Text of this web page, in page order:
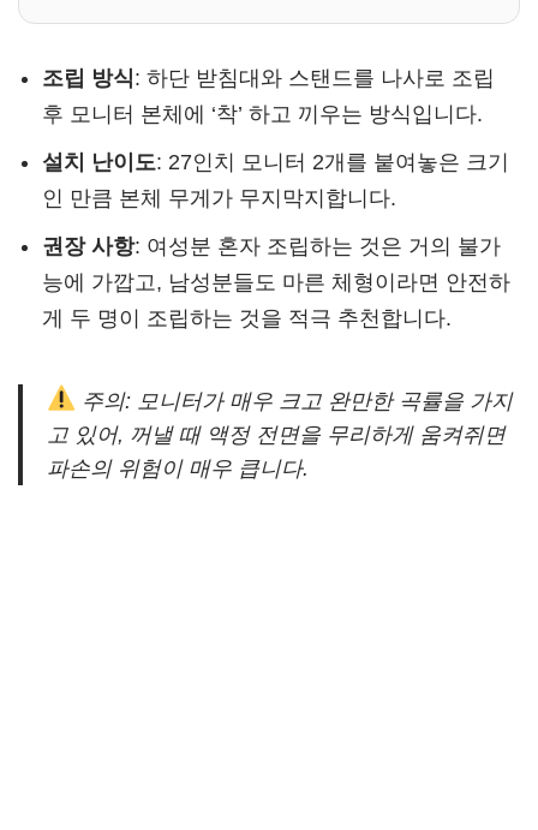
조립 방식: 하단 받침대와 스탠드를 나사로 조립
후 모니터 본체에 ‘착’ 하고 끼우는 방식입니다.
설치 난이도: 27인치 모니터 2개를 붙여놓은 크기
인 만큼 본체 무게가 무지막지합니다.
권장 사항: 여성분 혼자 조립하는 것은 거의 불가
능에 가깝고, 남성분들도 마른 체형이라면 안전하
게 두 명이 조립하는 것을 적극 추천합니다.
주의: 모니터가 매우 크고 완만한 곡률을 가지
고 있어, 꺼낼 때 액정 전면을 무리하게 움켜쥐면
파손의 위험이 매우 큽니다.